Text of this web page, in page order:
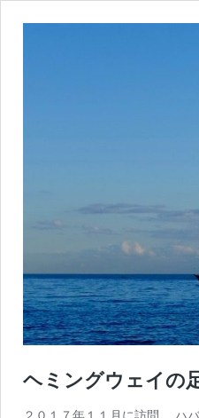
ヘミングウェイの
２０１７年１１月に訪問。 ハ